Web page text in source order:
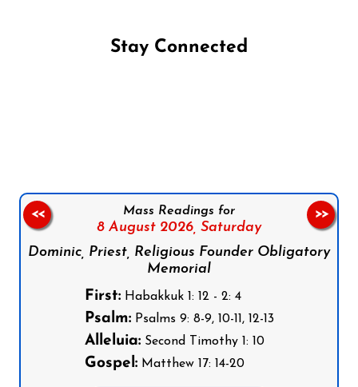
Stay Connected
Mass Readings for
8 August 2026, Saturday
Dominic, Priest, Religious Founder Obligatory
Memorial
First:Habakkuk 1: 12 - 2: 4
Psalm:Psalms 9: 8-9, 10-11, 12-13
Alleluia:Second Timothy 1: 10
Gospel:Matthew 17: 14-20
<< >>